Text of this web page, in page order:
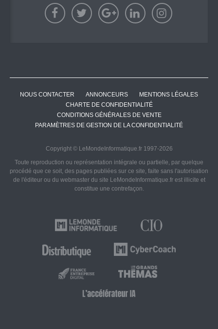
NOUS CONTACTER ANNONCEURS
MENTIONS LÉGALES
CHARTE DE CONFIDENTIALITÉ
CONDITIONS GÉNÉRALES DE VENTE
PARAMÈTRES DE GESTION DE LA CONFIDENTIALITÉ
Copyright © LeMondeInformatique.fr 1997-2026
Toute reproduction ou représentation intégrale ou partielle, par quelque
procédé que ce soit, des pages publiées sur ce site, faite sans l'autorisation
de l'éditeur ou du webmaster du site LeMondeInformatique.fr est illicite et
constitue une contrefaçon.